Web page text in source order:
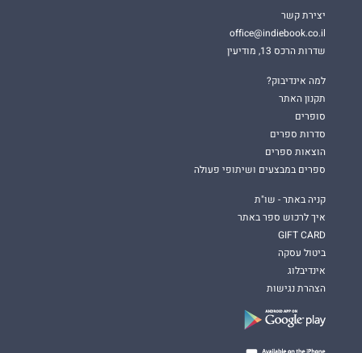
יצירת קשר
office@indiebook.co.il
שדרות הרכס 13, מודיעין
למה אינדיבוק?
תקנון האתר
סופרים
סדרות ספרים
הוצאות ספרים
ספרים במבצעים ושיתופי פעולה
קניה באתר - שו"ת
איך לרכוש ספר באתר
GIFT CARD
ביטול עסקה
אינדיבלוג
הצהרת נגישות